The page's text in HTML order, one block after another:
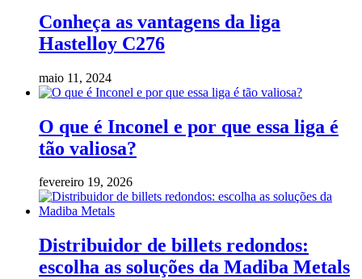
Conheça as vantagens da liga
Hastelloy C276
maio 11, 2024
O que é Inconel e por que essa liga é
tão valiosa?
fevereiro 19, 2026
Distribuidor de billets redondos:
escolha as soluções da Madiba Metals